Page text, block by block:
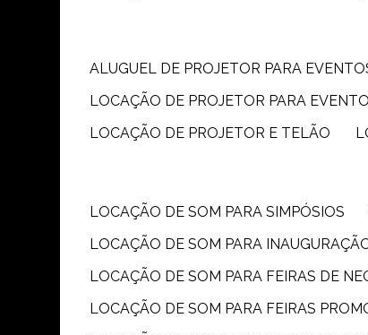
ALUGUEL DE PROJETOR PARA
LOCAÇÃO DE PROJETOR PARA
LOCAÇÃO DE PROJETOR E TELÃO
LOCAÇÃO DE SOM PARA SIMPÓSIOS
LOCAÇÃO DE SOM PARA
LOCAÇÃO DE SOM PARA FEIRAS DE
LOCAÇÃO DE SOM PARA FEIRAS